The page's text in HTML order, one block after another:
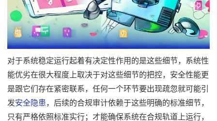
对于系统稳定运行起着有决定性作用的是这些细节，系统性
能优劣在很大程度上取决于对这些细节的把控，安全性能更
是跟它们存在紧密联系，任何一个环节要出现疏忽就可能引
发安全隐患，后续的合规审计依赖于这些明确的标准细节，
只有严格依照标准实行；才能确保系统在合规轨道上运行，